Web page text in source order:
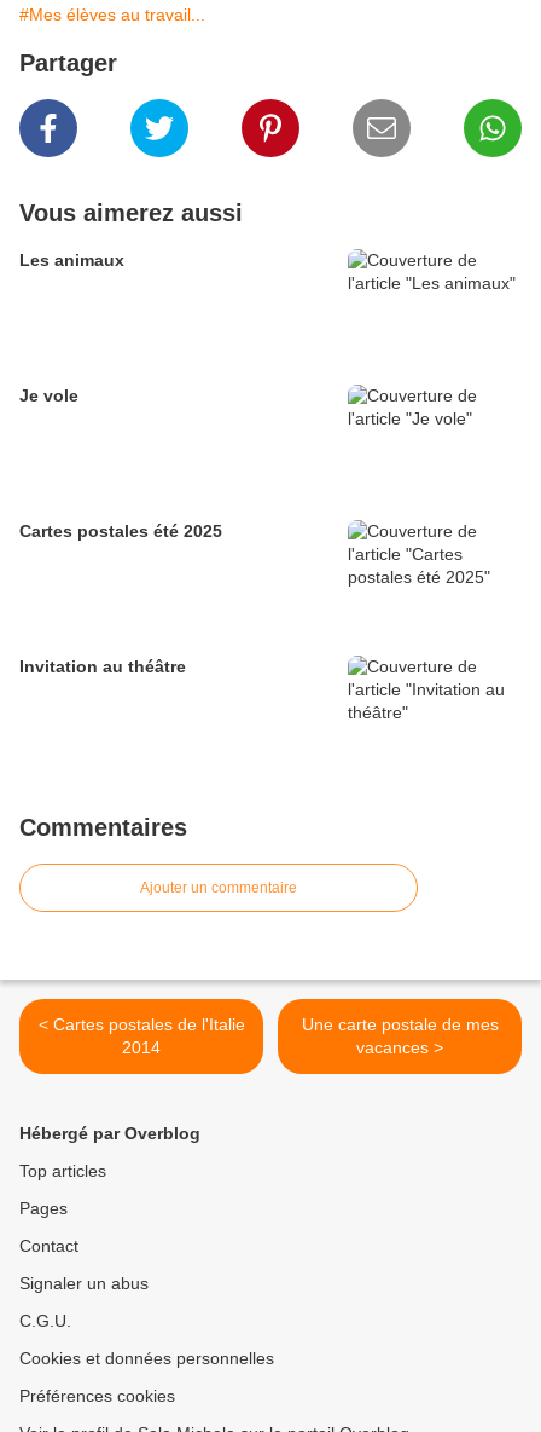
#Mes élèves au travail...
Partager
Vous aimerez aussi
Les animaux
Je vole
Cartes postales été 2025
Invitation au théâtre
Commentaires
Ajouter un commentaire
< Cartes postales de l'Italie
2014
Une carte postale de mes
vacances >
Hébergé par Overblog
Top articles
Pages
Contact
Signaler un abus
C.G.U.
Cookies et données personnelles
Préférences cookies